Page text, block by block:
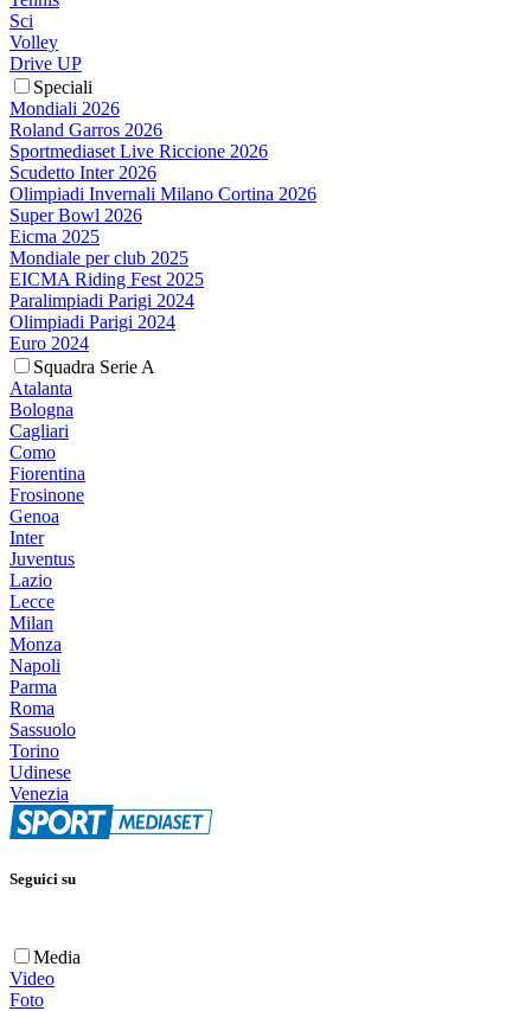
Sci
Volley
Drive UP
Speciali
Mondiali 2026
Roland Garros 2026
Sportmediaset Live Riccione 2026
Scudetto Inter 2026
Olimpiadi Invernali Milano Cortina 2026
Super Bowl 2026
Eicma 2025
Mondiale per club 2025
EICMA Riding Fest 2025
Paralimpiadi Parigi 2024
Olimpiadi Parigi 2024
Euro 2024
Squadra Serie A
Atalanta
Bologna
Cagliari
Como
Fiorentina
Frosinone
Genoa
Inter
Juventus
Lazio
Lecce
Milan
Monza
Napoli
Parma
Roma
Sassuolo
Torino
Udinese
Venezia
Seguici su
Media
Video
Foto